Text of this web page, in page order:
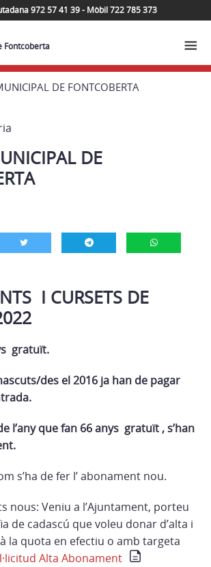
972 57 41 39 - Mòbil 722 785 373
Fontcoberta
DE FONTCOBERTA
DE
I CURSETS DE
gratuït.
des el 2016 ja han de pagar
l’any que fan 66 anys gratuït , s’han
s’ha de fer l’ abonament nou.
nous: Veniu a l’Ajuntament, porteu
de cadascú que voleu donar d’alta i
la quota en efectiu o amb targeta
Alta Abonament